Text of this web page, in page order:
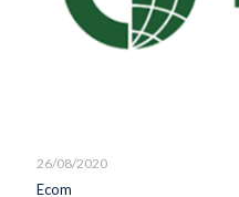
26/08/2020
Ecom